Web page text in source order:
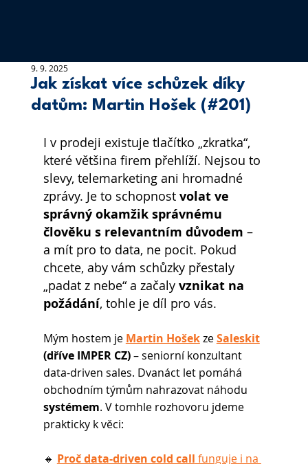
Jak získat více schůzek díky
datům: Martin Hošek (#201)
9. 9. 2025
I v prodeji existuje tlačítko „zkratka“,
které většina firem přehlíží. Nejsou to
slevy, telemarketing ani hromadné
zprávy. Je to schopnost volat ve
správný okamžik správnému
člověku s relevantním důvodem –
a mít pro to data, ne pocit. Pokud
chcete, aby vám schůzky přestaly
„padat z nebe“ a začaly vznikat na
požádání, tohle je díl pro vás.
Mým hostem je Martin Hošek ze Saleskit
(dříve IMPER CZ) – seniorní konzultant
data-driven sales. Dvanáct let pomáhá
obchodním týmům nahrazovat náhodu
systémem. V tomhle rozhovoru jdeme
prakticky k věci:
🔸 Proč data-driven cold call funguje i na